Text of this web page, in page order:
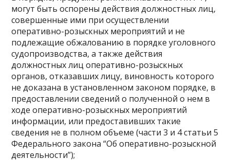
могут быть оспорены действия должностных лиц,
совершенные ими при осуществлении
оперативно-розыскных мероприятий и не
подлежащие обжалованию в порядке уголовного
судопроизводства, а также действия
должностных лиц оперативно-розыскных
органов, отказавших лицу, виновность которого
не доказана в установленном законом порядке, в
предоставлении сведений о полученной о нем в
ходе оперативно-розыскных мероприятий
информации, или предоставивших такие
сведения не в полном объеме (части 3 и 4 статьи 5
Федерального закона “Об оперативно-розыскной
деятельности”);